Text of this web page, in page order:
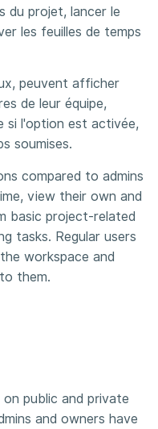
du projet, lancer le
les feuilles de temps
peuvent afficher
de leur équipe,
si l'option est activée,
soumises.
compared to admins
view their own and
basic project-related
tasks. Regular users
workspace and
them.
public and private
and owners have